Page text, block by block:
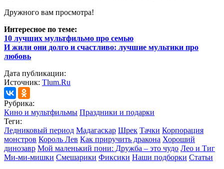
Дружного вам просмотра!
Интересное по теме:
10 лучших мультфильмо про семью
И жили они долго и счастливо: лучшие мультики про
любовь
Дата публикации:
Источник: Tlum.Ru
Рубрика:
Кино и мультфильмы Праздники и подарки
Теги:
Ледниковый период Мадагаскар Шрек Тачки Корпорация
монстров Король Лев Как приручить дракона Хороший
динозавр Мой маленький пони: Дружба – это чудо Лео и Тиг
Ми-ми-мишки Смешарики Фиксики Наши подборки Статьи